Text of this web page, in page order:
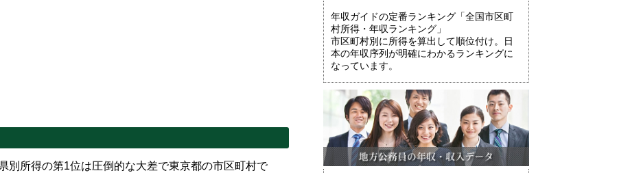
別所得の第1位は圧倒的な大差で東京都の市区町村で
年収ガイドの定番ランキング「全国市区町
村所得・年収ランキング」
市区町村別に所得を算出して順位付け。日
本の年収序列が明確にわかるランキングに
なっています。